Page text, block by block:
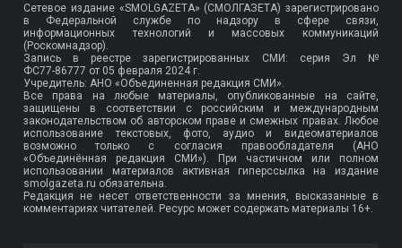
Сетевое издание «SMOLGAZETA» (СМОЛГАЗЕТА) зарегистрировано
в Федеральной службе по надзору в сфере связи,
информационных технологий и массовых коммуникаций
(Роскомнадзор).
Запись в реестре зарегистрированных СМИ: серия Эл №
ФС77-86777 от 05 февраля 2024 г.
Учредитель: АНО «Объединенная редакция СМИ».
Все права на любые материалы, опубликованные на сайте,
защищены в соответствии с российским и международным
законодательством об авторском праве и смежных правах. Любое
использование текстовых, фото, аудио и видеоматериалов
возможно только с согласия правообладателя (АНО
«Объединённая редакция СМИ»). При частичном или полном
использовании материалов активная гиперссылка на издание
smolgazeta.ru обязательна.
Редакция не несет ответственности за мнения, высказанные в
комментариях читателей. Ресурс может содержать материалы 16+.